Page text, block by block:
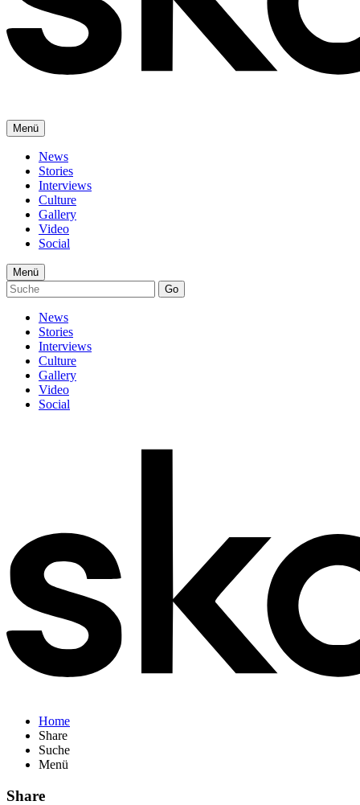
Menü
News
Stories
Interviews
Culture
Gallery
Video
Social
Menü
Go
News
Stories
Interviews
Culture
Gallery
Video
Social
Home
Share
Suche
Menü
Share